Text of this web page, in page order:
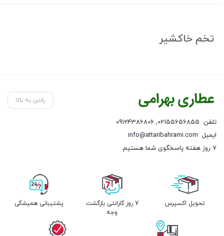
تخم خاکشیر
رفتن به بالا
تلفن 02155656855
,
09124386806
ایمیل info@attaribahrami.com
۷ روز هفته پاسخگوی شما هستیم.
تحویل اکسپرس
7 روز گارانتی بازگشت
وجه
پشتیبانی همیشگی